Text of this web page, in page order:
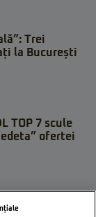
Trei
la București
TOP 7 scule
ofertei